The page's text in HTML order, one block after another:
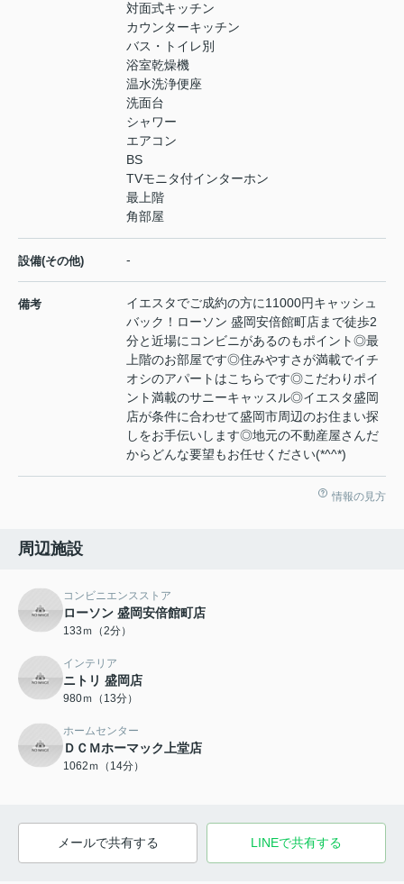
対面式キッチン
カウンターキッチン
バス・トイレ別
浴室乾燥機
温水洗浄便座
洗面台
シャワー
エアコン
BS
TVモニタ付インターホン
最上階
角部屋
設備(その他) -
備考
イエスタでご成約の方に11000円キャッシュ
バック！ローソン 盛岡安倍館町店まで徒歩2
分と近場にコンビニがあるのもポイント◎最
上階のお部屋です◎住みやすさが満載でイチ
オシのアパートはこちらです◎こだわりポイ
ント満載のサニーキャッスル◎イエスタ盛岡
店が条件に合わせて盛岡市周辺のお住まい探
しをお手伝いします◎地元の不動産屋さんだ
からどんな要望もお任せください(*^^*)
情報の見方
周辺施設
コンビニエンスストア
ローソン 盛岡安倍館町店
133ｍ（2分）
インテリア
ニトリ 盛岡店
980ｍ（13分）
ホームセンター
ＤＣＭホーマック上堂店
1062ｍ（14分）
メールで共有する LINEで共有する